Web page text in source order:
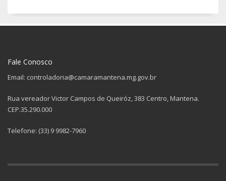
Fale Conosco
Email: controladoria@camaramantena.mg.gov.br
Rua vereador Victor Campos de Queiróz, 383 Centro, Mantena.
CEP.35.290.000
Telefone: (33) 9 9982-7960